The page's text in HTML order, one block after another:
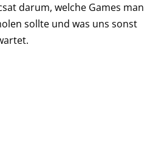
darum, welche Games man
sollte und was uns sonst